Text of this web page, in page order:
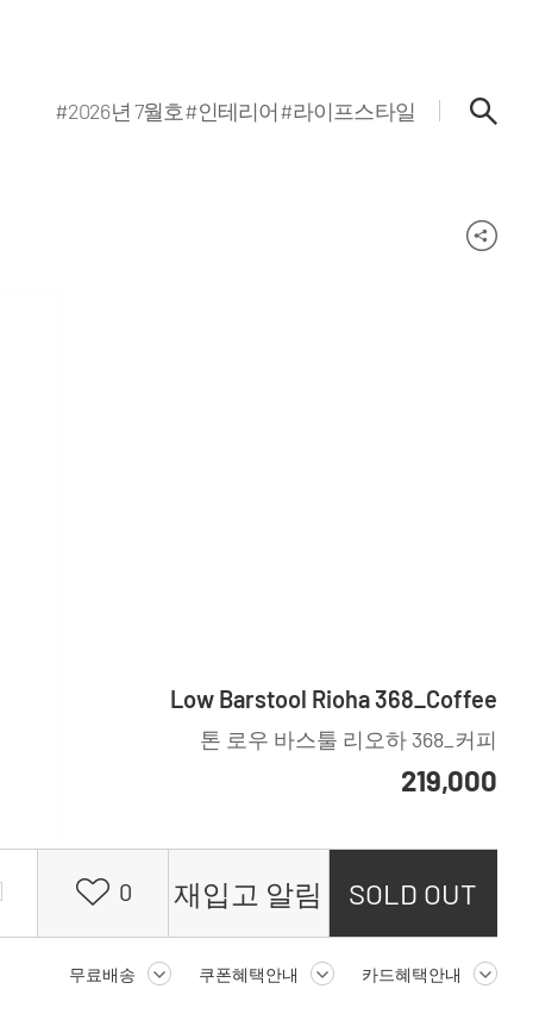
#2026년 7월호#인테리어#라이프스타일
Low Barstool Rioha 368_Coffee
톤 로우 바스툴 리오하 368_커피
219,000
0 재입고 알림 SOLD OUT
무료배송 쿠폰혜택안내 카드혜택안내